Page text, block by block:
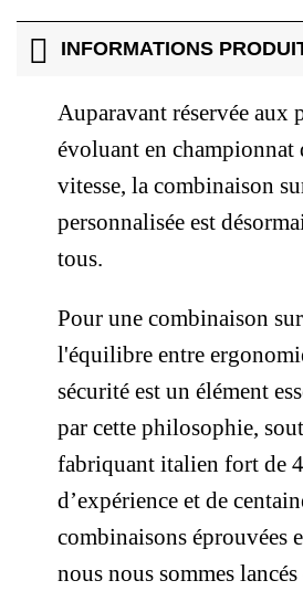
INFORMATIONS
Auparavant réservée aux
évoluant en championnat
vitesse, la combinaison
personnalisée est
tous.
Pour une combinaison
l'équilibre entre
sécurité est un élément
par cette philosophie,
fabriquant italien fort de
d’expérience et de
combinaisons
nous nous sommes